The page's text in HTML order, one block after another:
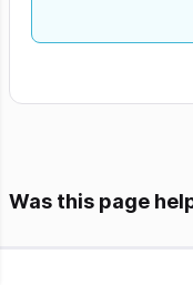
Was this page